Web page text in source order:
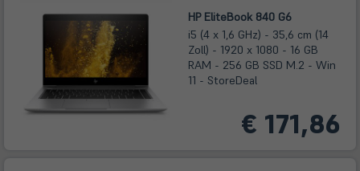
HP EliteBook 840 G6
i5 (4 x 1,6 GHz) - 35,6 cm (14
Zoll) - 1920 x 1080 - 16 GB
RAM - 256 GB SSD M.2 - Win
11 - StoreDeal
€ 171,86